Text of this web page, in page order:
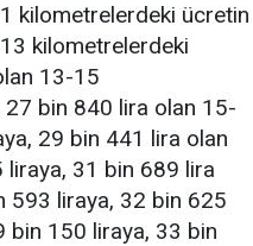
kilometrelerdeki ücretin
kilometrelerdeki
13-15
bin 840 lira olan 15-
29 bin 441 lira olan
31 bin 689 lira
593 liraya, 32 bin 625
bin 150 liraya, 33 bin